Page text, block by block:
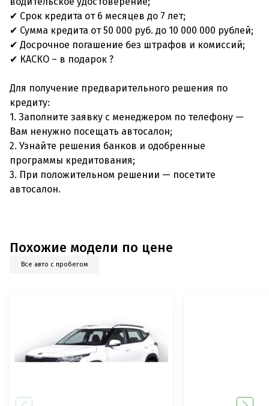
✔ Срок кредита от 6 месяцев до 7 лет;
✔ Сумма кредита от 50 000 руб. до 10 000 000 рублей;
✔ Досрочное погашение без штрафов и комиссий;
✔ КАСКО – в подарок ?
Для получение предварительного решения по
кредиту:
1. Заполните заявку с менеджером по телефону —
Вам ненужно посещать автосалон;
2. Узнайте решения банков и одобренные
программы кредитования;
3. При положительном решении — посетите
автосалон.
Похожие модели по цене
Все авто с пробегом